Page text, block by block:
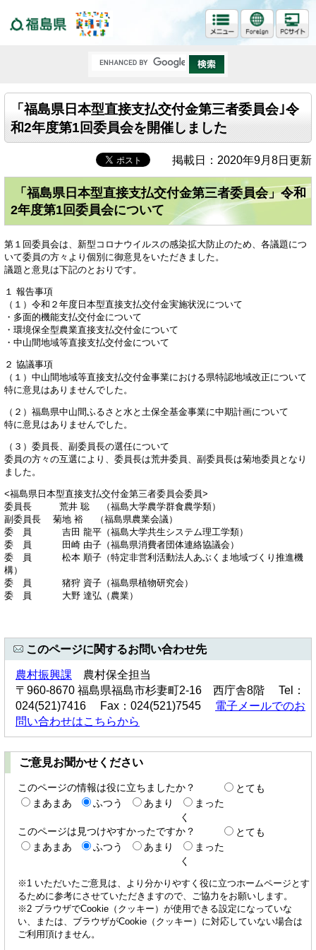
「福島県日本型直接支払交付金第三者委員会｣令
和2年度第1回委員会を開催しました
掲載日：2020年9月8日更新
「福島県日本型直接支払交付金第三者委員会」令和
2年度第1回委員会について
第１回委員会は、新型コロナウイルスの感染拡大防止のため、各議題につ
いて委員の方々より個別に御意見をいただきました。
議題と意見は下記のとおりです。
１ 報告事項
（１）令和２年度日本型直接支払交付金実施状況について
・多面的機能支払交付金について
・環境保全型農業直接支払交付金について
・中山間地域等直接支払交付金について
２ 協議事項
（１）中山間地域等直接支払交付金事業における県特認地域改正について
特に意見はありませんでした。
（２）福島県中山間ふるさと水と土保全基金事業に中期計画について
特に意見はありませんでした。
（３）委員長、副委員長の選任について
委員の方々の互選により、委員長は荒井委員、副委員長は菊地委員となり
ました。
<福島県日本型直接支払交付金第三者委員会委員>
委員長 荒井 聡 （福島大学農学群食農学類）
副委員長 菊地 裕 （福島県農業会議）
委 員 吉田 龍平（福島大学共生システム理工学類）
委 員 田崎 由子（福島県消費者団体連絡協議会）
委 員 松本 順子（特定非営利活動法人あぶくま地域づくり推進機
構）
委 員 猪狩 資子（福島県植物研究会）
委 員 大野 達弘（農業）
このページに関するお問い合わせ先
農村振興課 農村保全担当
〒960-8670 福島県福島市杉妻町2-16 西庁舎8階 Tel：
024(521)7416 Fax：024(521)7545 電子メールでのお
問い合わせはこちらから
ご意見お聞かせください
このページの情報は役に立ちましたか？
とても
まあまあ
ふつう あまり
まった
く
このページは見つけやすかったですか？
とても
まあまあ
ふつう あまり
まった
く
※1 いただいたご意見は、より分かりやすく役に立つホームページとす
るために参考にさせていただきますので、ご協力をお願いします。
※2 ブラウザでCookie（クッキー）が使用できる設定になっていな
い、または、ブラウザがCookie（クッキー）に対応していない場合は
ご利用頂けません。